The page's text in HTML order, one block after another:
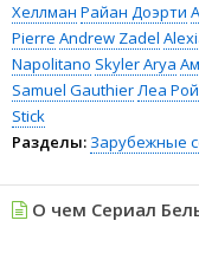
Хеллман Райан Доэрти
Pierre Andrew Zadel
Napolitano Skyler Arya
Samuel GauthierЛеа Рой
Stick
Разделы: Зарубежные
О чем Сериал